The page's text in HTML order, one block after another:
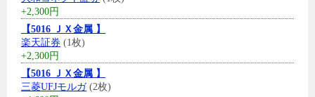
+2,300円
【5016 ＪＸ金属 】
楽天証券 (1枚)
+2,300円
【5016 ＪＸ金属 】
三菱UFJモルガ(2枚)